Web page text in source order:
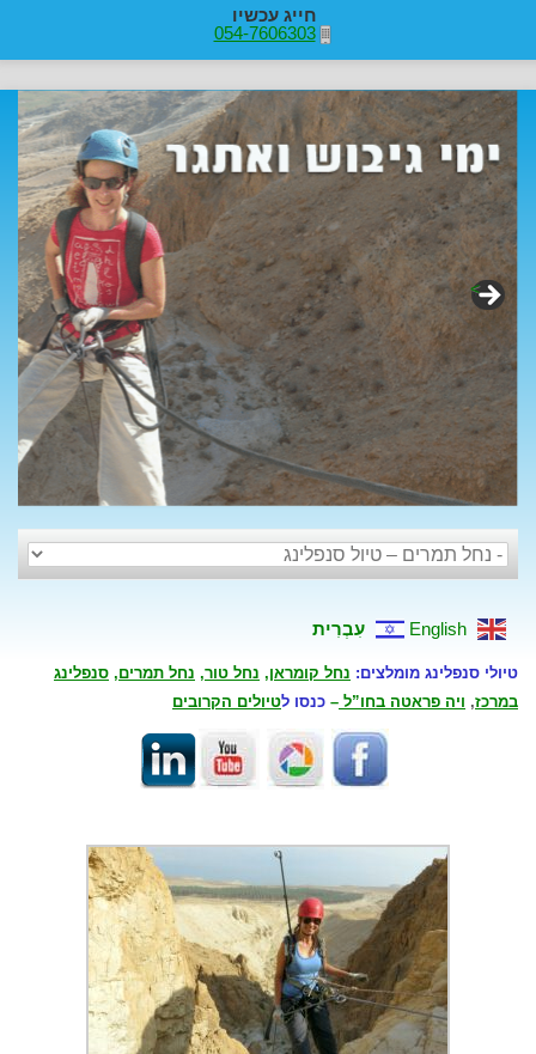
חייג עכשיו
054-7606303
>
English עִבְרִית
טיולי סנפלינג מומלצים: נחל קומראן, נחל טור, נחל תמרים, סנפלינג
במרכז, ויה פראטה בחו”ל – כנסו לטיולים הקרובים